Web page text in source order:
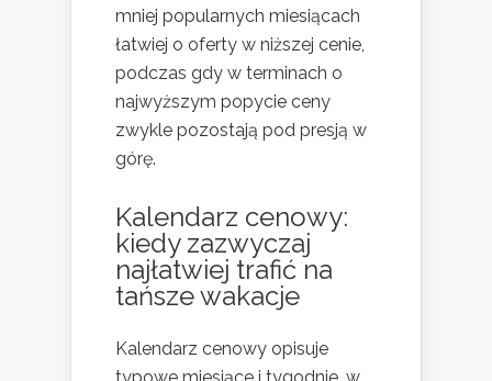
mniej popularnych miesiącach
łatwiej o oferty w niższej cenie,
podczas gdy w terminach o
najwyższym popycie ceny
zwykle pozostają pod presją w
górę.
Kalendarz cenowy:
kiedy zazwyczaj
najłatwiej trafić na
tańsze wakacje
Kalendarz cenowy opisuje